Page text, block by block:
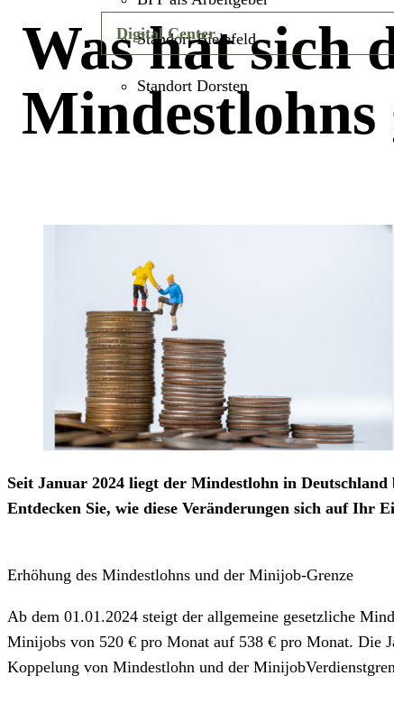
Standort Bielefeld
Standort Dorsten
Digital Center
Was hat sich
Mindestlohns
Seit Januar 2024 liegt der Mindestlohn in
Entdecken Sie, wie diese Veränderungen sich auf Ihr
Erhöhung des Mindestlohns und der Minijob-Grenze
Ab dem 01.01.2024 steigt der allgemeine gesetzliche
Minijobs von 520 € pro Monat auf 538 € pro Monat. Die
Koppelung von Mindestlohn und der